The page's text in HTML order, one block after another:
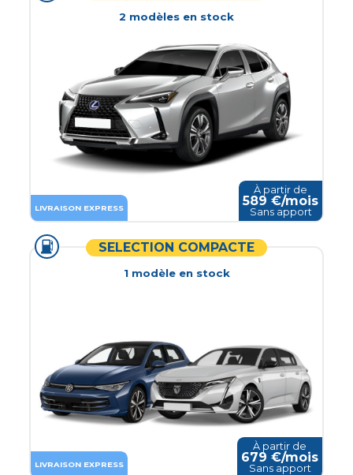
2 modèles en stock
LIVRAISON EXPRESS
À partir de
589 €/mois
Sans apport
SELECTION COMPACTE
1modèleen stock
LIVRAISON EXPRESS
À partir de
679 €/mois
Sans apport